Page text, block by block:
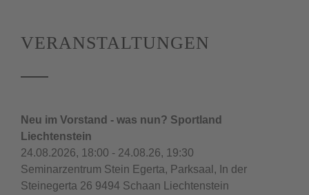
VERANSTALTUNGEN
Neu im Vorstand - was nun? Sportland
Liechtenstein
24.08.2026, 18:00 - 24.08.26, 19:30
Seminarzentrum Stein Egerta, Parksaal, In der
Steinegerta 26 9494 Schaan Liechtenstein